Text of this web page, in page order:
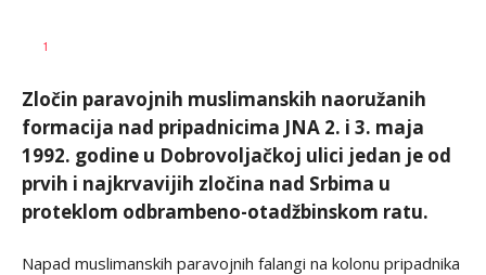
AUTOR
1
Zločin paravojnih muslimanskih naoružanih
formacija nad pripadnicima JNA 2. i 3. maja
1992. godine u Dobrovoljačkoj ulici jedan je od
prvih i najkrvavijih zločina nad Srbima u
proteklom odbrambeno-otadžbinskom ratu.
Napad muslimanskih paravojnih falangi na kolonu pripadnika